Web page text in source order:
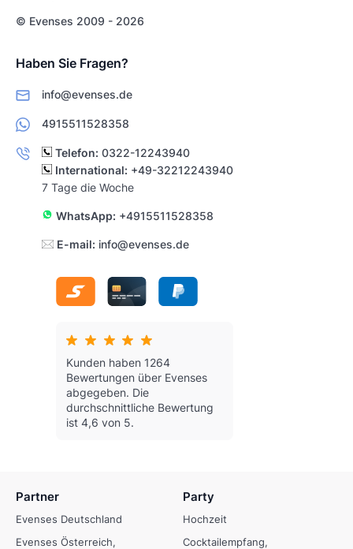
© Evenses 2009 - 2026
Haben Sie Fragen?
info@evenses.de
4915511528358
Telefon: 0322-12243940
International: +49-32212243940
7 Tage die Woche
WhatsApp: +4915511528358
E-mail: info@evenses.de
Kunden haben 1264
Bewertungen über Evenses
abgegeben. Die
durchschnittliche Bewertung
ist 4,6 von 5.
Partner
Evenses Deutschland
Evenses Österreich
Party
Hochzeit
Cocktailempfang